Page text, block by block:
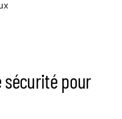
sécurité pour